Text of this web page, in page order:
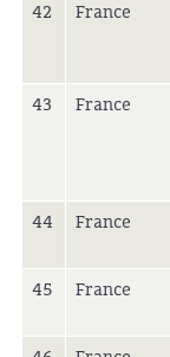
42 France
43 France
44 France
45 France